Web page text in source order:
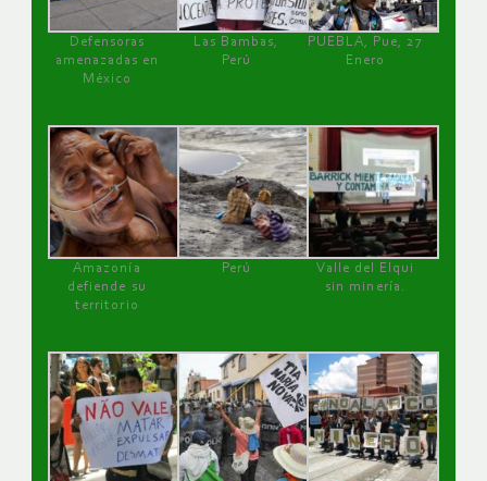
Defensoras
amenazadas en
México
Las Bambas,
Perú
PUEBLA, Pue, 27
Enero
Amazonía
defiende su
territorio
Perú
Valle del Elqui
sin minería.